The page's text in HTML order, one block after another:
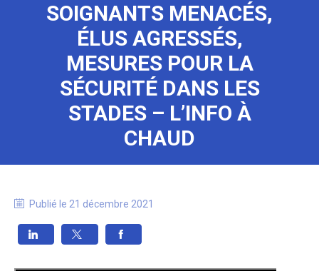
SOIGNANTS MENACÉS,
ÉLUS AGRESSÉS,
MESURES POUR LA
SÉCURITÉ DANS LES
STADES – L’INFO À
CHAUD
Publié le 21 décembre 2021